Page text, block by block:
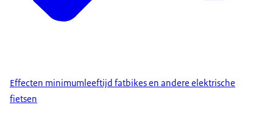
Effecten minimumleeftijd fatbikes en andere elektrische
fietsen